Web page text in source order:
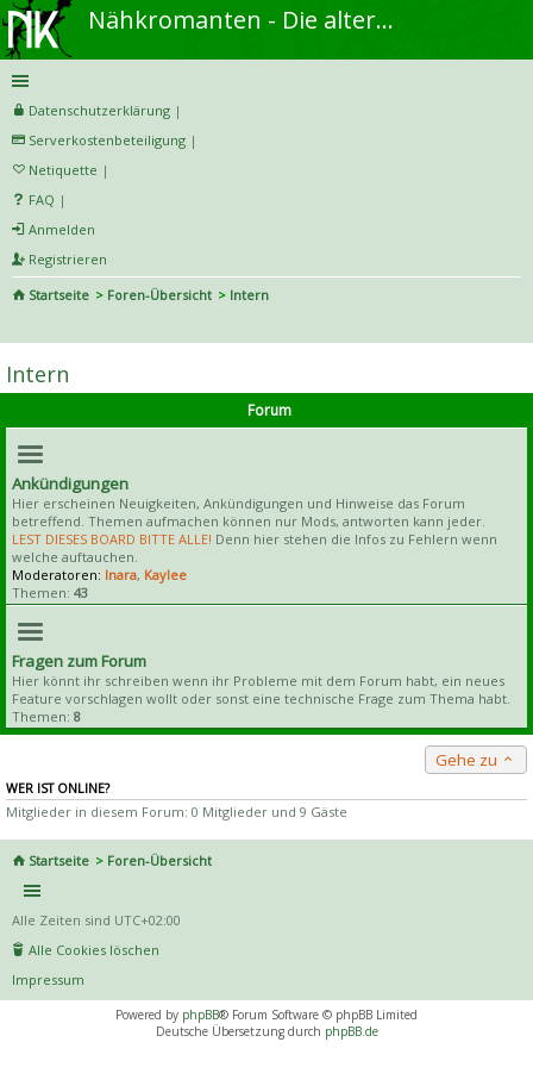
Nähkromanten - Die alternative Näh- und DIY-Community
Datenschutzerklärung |
Serverkostenbeteiligung |
Netiquette |
FAQ |
Anmelden
Registrieren
Startseite
Foren-Übersicht
Intern
he
Intern
Forum
Ankündigungen
Hier erscheinen Neuigkeiten, Ankündigungen und Hinweise das Forum
betreffend. Themen aufmachen können nur Mods, antworten kann jeder.
LEST DIESES BOARD BITTE ALLE! Denn hier stehen die Infos zu Fehlern wenn
welche auftauchen.
Moderatoren: Inara, Kaylee
Themen: 43
Fragen zum Forum
Hier könnt ihr schreiben wenn ihr Probleme mit dem Forum habt, ein neues
Feature vorschlagen wollt oder sonst eine technische Frage zum Thema habt.
Themen: 8
Gehe zu
WER IST ONLINE?
Mitglieder in diesem Forum: 0 Mitglieder und 9 Gäste
Startseite Foren-Übersicht
Alle Zeiten sind UTC+02:00
Alle Cookies löschen
Impressum
Powered by phpBB® Forum Software © phpBB Limited
Deutsche Übersetzung durch phpBB.de